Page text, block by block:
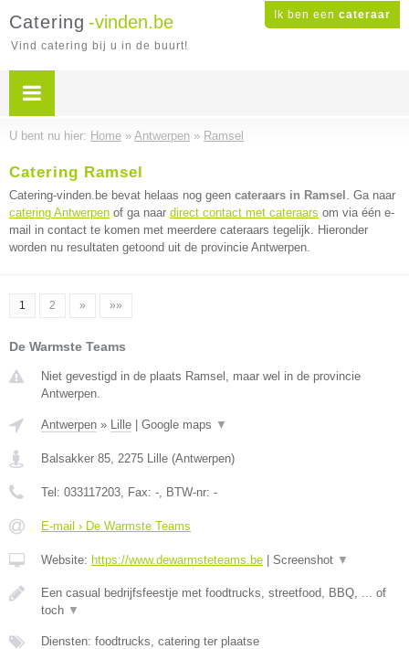
Ik ben een cateraar
Catering -vinden.be
Vind catering bij u in de buurt!
U bent nu hier: Home » Antwerpen » Ramsel
Catering Ramsel
Catering-vinden.be bevat helaas nog geen cateraars in Ramsel . Ga naar
catering Antwerpen of ga naar direct contact met cateraars om via één e-
mail in contact te komen met meerdere cateraars tegelijk. Hieronder
worden nu resultaten getoond uit de provincie Antwerpen.
1 2 » »»
De Warmste Teams
Niet gevestigd in de plaats Ramsel, maar wel in de provincie
Antwerpen.
Antwerpen » Lille Google maps ▼
Balsakker 85, 2275 Lille (Antwerpen)
Tel: 033117203, Fax: -, BTW-nr: -
E-mail › De Warmste Teams
Website: https://www.dewarmsteteams.be Screenshot ▼
Een casual bedrijfsfeestje met foodtrucks, streetfood, BBQ, ... of
toch ▼
Diensten: foodtrucks, catering ter plaatse